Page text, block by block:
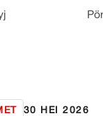
Oyj
30 HEI 2026